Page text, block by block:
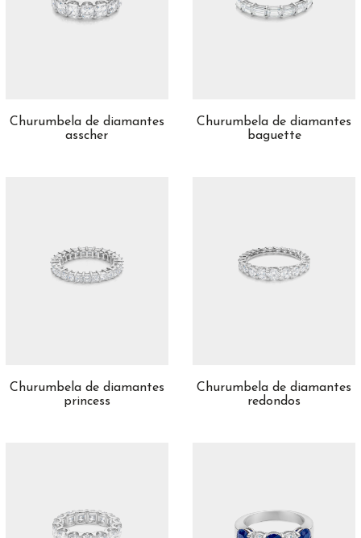
Churumbela de diamantes
asscher
Churumbela de diamantes
baguette
Churumbela de diamantes
princess
Churumbela de diamantes
redondos